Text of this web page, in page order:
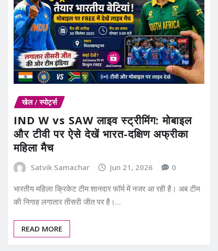
खेल / स्पोर्ट्स
IND W vs SAW लाइव स्ट्रीमिंग: मोबाइल
और टीवी पर ऐसे देखें भारत-दक्षिण अफ्रीका
महिला मैच
Satvik Samachar Jun 21, 2026 0
भारतीय महिला क्रिकेट टीम शानदार फॉर्म में नजर आ रही है। अब टीम
की निगाह लगातार तीसरी जीत पर है।…
READ MORE